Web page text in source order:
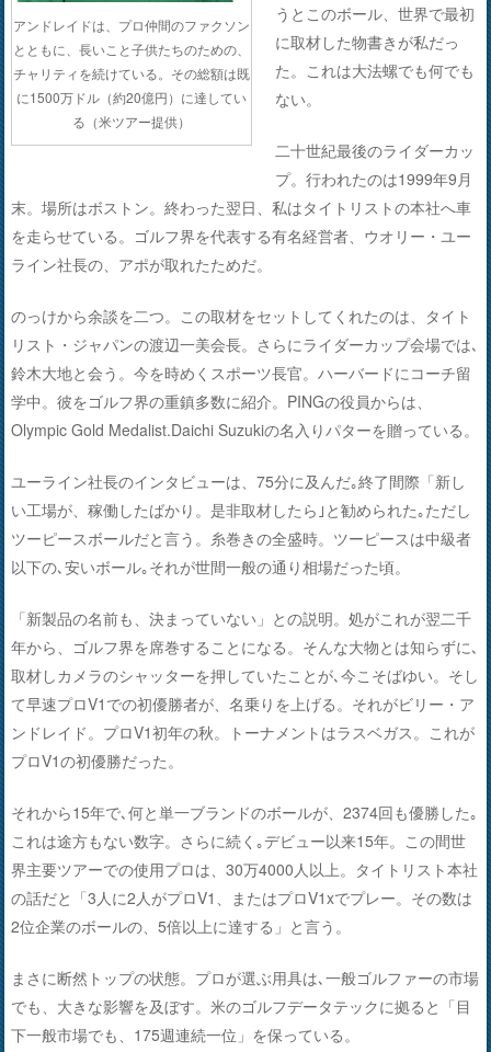
アンドレイドは、プロ仲間のファクソン
とともに、長いこと子供たちのための、
チャリティを続けている。その総額は既
に1500万ドル（約20億円）に達してい
る（米ツアー提供）
うとこのボール、世界で最初
に取材した物書きが私だっ
た。これは大法螺でも何でも
ない。
二十世紀最後のライダーカッ
プ。行われたのは1999年9月
末。場所はボストン。終わった翌日、私はタイトリストの本社へ車
を走らせている。ゴルフ界を代表する有名経営者、ウオリー・ユー
ライン社長の、アポが取れたためだ。
のっけから余談を二つ。この取材をセットしてくれたのは、タイト
リスト・ジャパンの渡辺一美会長。さらにライダーカップ会場では､
鈴木大地と会う。今を時めくスポーツ長官。ハーバードにコーチ留
学中。彼をゴルフ界の重鎮多数に紹介。PINGの役員からは、
Olympic Gold Medalist.Daichi Suzukiの名入りパターを贈っている。
ユーライン社長のインタビューは、75分に及んだ｡終了間際「新し
い工場が、稼働したばかり。是非取材したら｣と勧められた｡ただし
ツーピースボールだと言う。糸巻きの全盛時。ツーピースは中級者
以下の､安いボール｡それが世間一般の通り相場だった頃。
「新製品の名前も、決まっていない」との説明。処がこれが翌二千
年から、ゴルフ界を席巻することになる。そんな大物とは知らずに､
取材しカメラのシャッターを押していたことが､今こそばゆい。そし
て早速プロV1での初優勝者が、名乗りを上げる。それがビリー・ア
ンドレイド。プロV1初年の秋。トーナメントはラスベガス。これが
プロV1の初優勝だった。
それから15年で､何と単一ブランドのボールが、2374回も優勝した｡
これは途方もない数字。さらに続く｡デビュー以来15年。この間世
界主要ツアーでの使用プロは、30万4000人以上。タイトリスト本社
の話だと「3人に2人がプロV1、またはプロV1xでプレー。その数は
2位企業のボールの、5倍以上に達する」と言う。
まさに断然トップの状態。プロが選ぶ用具は､一般ゴルファーの市場
でも、大きな影響を及ぼす。米のゴルフデータテックに拠ると「目
下一般市場でも、175週連続一位」を保っている。